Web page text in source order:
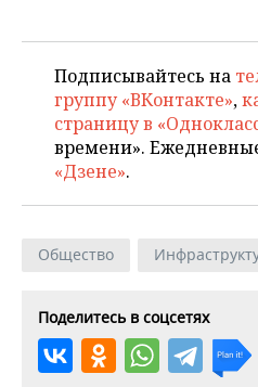
Подписывайтесь на
группу «ВКонтакте»,
страницу в
времени».
«Дзене».
Общество
Поделитесь в соцсетях